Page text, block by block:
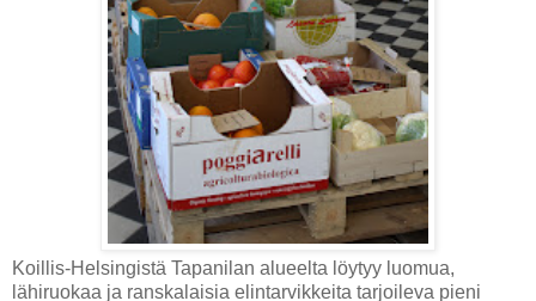
Koillis-Helsingistä Tapanilan alueelta löytyy luomua,
lähiruokaa ja ranskalaisia elintarvikkeita tarjoileva pieni